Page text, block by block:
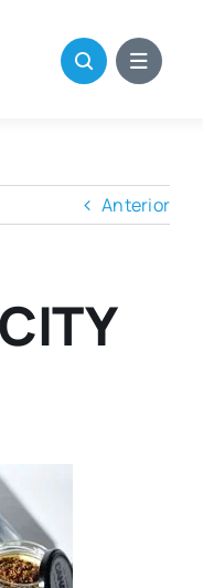
Anterior